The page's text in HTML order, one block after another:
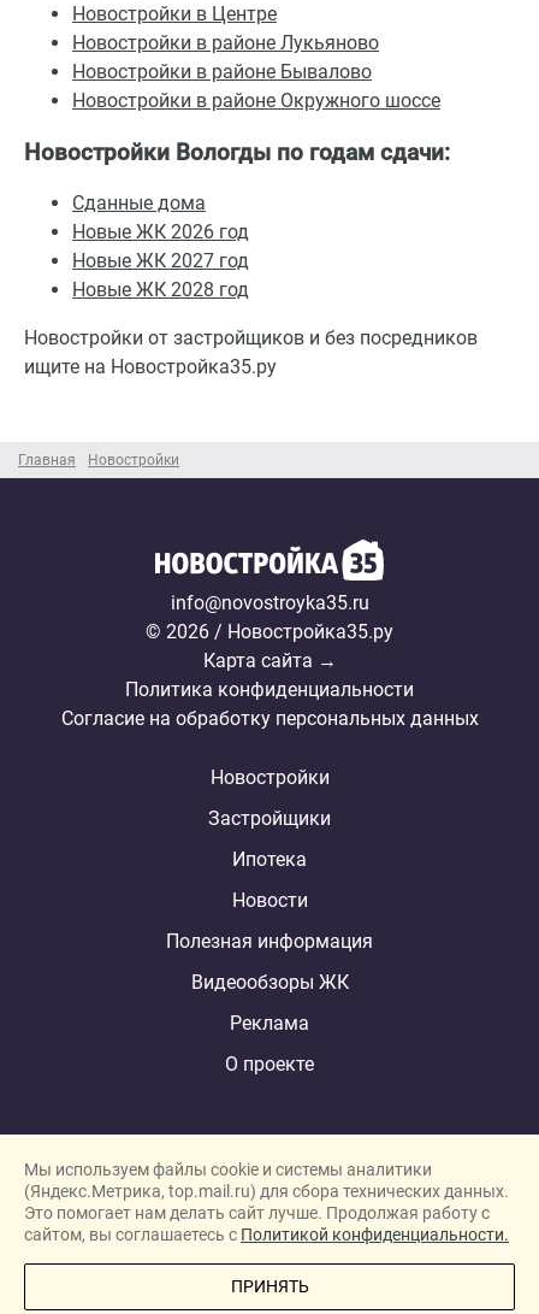
Главная Новостройки
Новостройки в Центре
Новостройки в районе Лукьяново
Новостройки в районе Бывалово
Новостройки в районе Окружного шоссе
Новостройки Вологды по годам сдачи:
Сданные дома
Новые ЖК 2026 год
Новые ЖК 2027 год
Новые ЖК 2028 год
Новостройки от застройщиков и без посредников
ищите на Новостройка35.ру
info@novostroyka35.ru
© 2026 / Новостройка35.ру
Карта сайта →
Политика конфиденциальности
Согласие на обработку персональных данных
Новостройки
Застройщики
Ипотека
Новости
Полезная информация
Видеообзоры ЖК
Реклама
О проекте
New homes in Dubai
New homes in London
Мы используем файлы cookie и системы аналитики
(Яндекс.Метрика, top.mail.ru) для сбора технических данных.
Это помогает нам делать сайт лучше. Продолжая работу с
сайтом, вы соглашаетесь с Политикой конфиденциальности.
ПРИНЯТЬ